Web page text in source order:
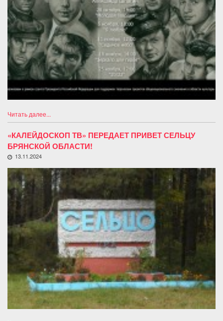
Читать далее...
«КАЛЕЙДОСКОП ТВ» ПЕРЕДАЕТ ПРИВЕТ СЕЛЬЦУ
БРЯНСКОЙ ОБЛАСТИ!
13.11.2024